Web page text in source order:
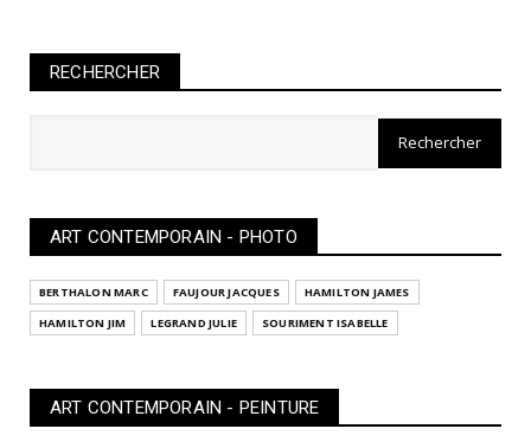
RECHERCHER
ART CONTEMPORAIN - PHOTO
BERTHALON MARC FAUJOUR JACQUES
HAMILTON JAMES
HAMILTON JIM
LEGRAND JULIE SOURIMENT ISABELLE
ART CONTEMPORAIN - PEINTURE